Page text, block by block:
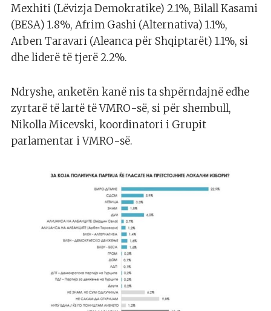
Mexhiti (Lëvizja Demokratike) 2.1%, Bilall Kasami
(BESA) 1.8%, Afrim Gashi (Alternativa) 1.1%,
Arben Taravari (Aleanca për Shqiptarët) 1.1%, si
dhe liderë të tjerë 2.2%.
Ndryshe, anketën kanë nis ta shpërndajnë edhe
zyrtarë të lartë të VMRO-së, si për shembull,
Nikolla Micevski, koordinatori i Grupit
parlamentar i VMRO-së.